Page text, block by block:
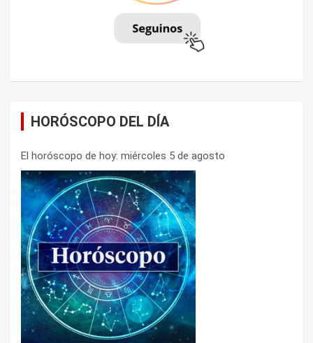
HORÓSCOPO DEL DÍA
El horóscopo de hoy: miércoles 5 de agosto